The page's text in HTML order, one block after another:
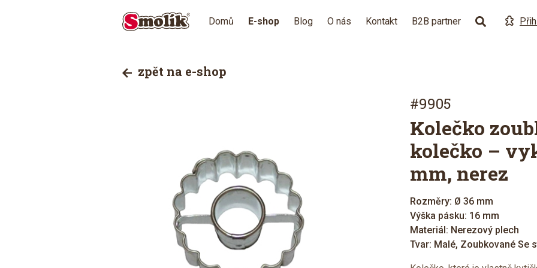
Domů E-shop Blog O nás Kontakt B2B partner
zpět na e-shop
#9905
Kolečko
kolečko –
mm, nerez
Rozměry: Ø 36 mm
Výška pásku: 16 mm
Materiál: Nerezový plech
Tvar: Malé, Zoubkované Se